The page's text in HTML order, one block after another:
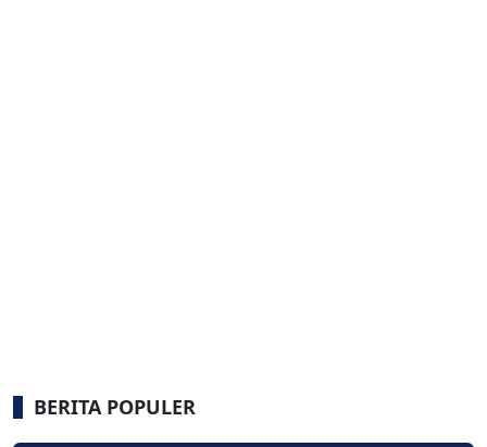
BERITA POPULER